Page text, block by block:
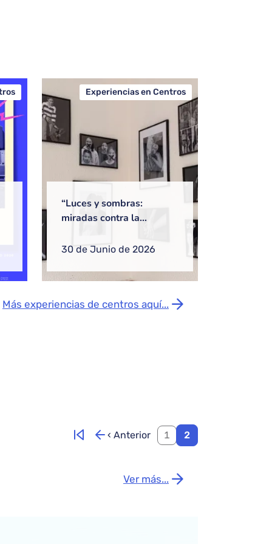
Experiencias en Centros
“Luces y sombras:
miradas contra la
arte y el teatro como
sensibilización en el IES
30 de Junio de 2026
Más experiencias de centros aquí...
Primera página
‹ Anterior
Página anterior 1 2
Ver más...